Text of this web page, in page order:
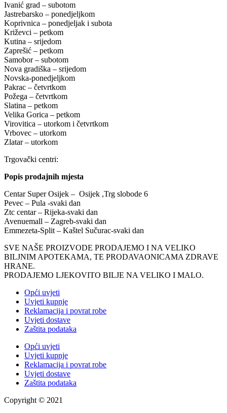
Ivanić grad – subotom
Jastrebarsko – ponedjeljkom
Koprivnica – ponedjeljak i subota
Križevci – petkom
Kutina – srijedom
Zaprešić – petkom
Samobor – subotom
Nova gradiška – srijedom
Novska-ponedjeljkom
Pakrac – četvrtkom
Požega – četvrtkom
Slatina – petkom
Velika Gorica – petkom
Virovitica – utorkom i četvrtkom
Vrbovec – utorkom
Zlatar – utorkom
Trgovački centri:
Popis prodajnih mjesta
Centar Super Osijek – Osijek ,Trg slobode 6
Pevec – Pula -svaki dan
Ztc centar – Rijeka-svaki dan
Avenuemall – Zagreb-svaki dan
Emmezeta-Split – Kaštel Sučurac-svaki dan
SVE NAŠE PROIZVODE PRODAJEMO I NA VELIKO
BILJNIM APOTEKAMA, TE PRODAVAONICAMA ZDRAVE
HRANE.
PRODAJEMO LJEKOVITO BILJE NA VELIKO I MALO.
Opći uvjeti
Uvjeti kupnje
Reklamacija i povrat robe
Uvjeti dostave
Zaštita podataka
Opći uvjeti
Uvjeti kupnje
Reklamacija i povrat robe
Uvjeti dostave
Zaštita podataka
Copyright © 2021